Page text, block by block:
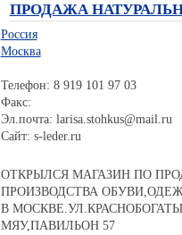
ПРОДАЖА
Россия
Москва
Телефон: 8 919 101 97 03
Факс:
Эл.почта: larisa.stohkus@mail.ru
Сайт: s-leder.ru
ОТКРЫЛСЯ МАГАЗИН ПО
ПРОИЗВОДСТВА
В
МЯУ,ПАВИЛЬОН 57